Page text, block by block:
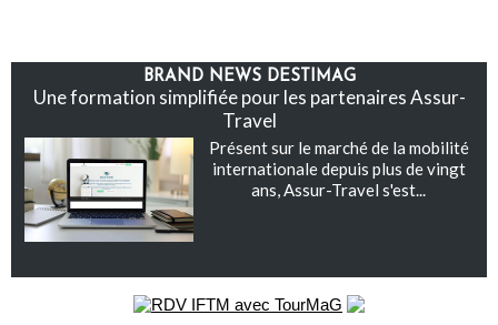
BRAND NEWS DESTIMAG
Une formation simplifiée pour les partenaires Assur-
Travel
Présent sur le marché de la mobilité
internationale depuis plus de vingt
ans, Assur-Travel s'est...